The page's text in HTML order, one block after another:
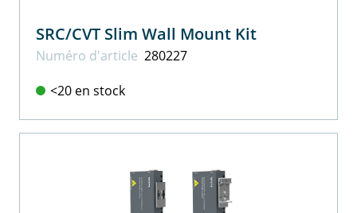
SRC/CVT Slim Wall Mount Kit
Numéro d'article 280227
<20 en stock